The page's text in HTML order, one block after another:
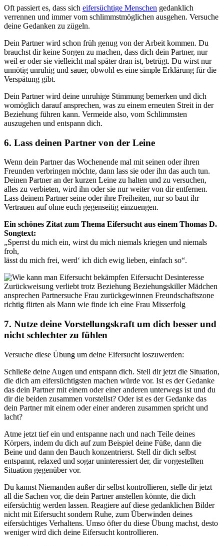
Oft passiert es, dass sich eifersüchtige Menschen gedanklich
verrennen und immer vom schlimmstmöglichen ausgehen. Versuche
deine Gedanken zu zügeln.
Dein Partner wird schon früh genug von der Arbeit kommen. Du
brauchst dir keine Sorgen zu machen, dass dich dein Partner, nur
weil er oder sie vielleicht mal später dran ist, betrügt. Du wirst nur
unnötig unruhig und sauer, obwohl es eine simple Erklärung für die
Verspätung gibt.
Dein Partner wird deine unruhige Stimmung bemerken und dich
womöglich darauf ansprechen, was zu einem erneuten Streit in der
Beziehung führen kann. Vermeide also, vom Schlimmsten
auszugehen und entspann dich.
6. Lass deinen Partner von der Leine
Wenn dein Partner das Wochenende mal mit seinen oder ihren
Freunden verbringen möchte, dann lass sie oder ihn das auch tun.
Deinen Partner an der kurzen Leine zu halten und zu versuchen,
alles zu verbieten, wird ihn oder sie nur weiter von dir entfernen.
Lass deinem Partner seine oder ihre Freiheiten, nur so baut ihr
Vertrauen auf ohne euch gegenseitig einzuengen.
Ein schönes Zitat zum Thema Eifersucht aus einem Thomas D.
Songtext:
„Sperrst du mich ein, wirst du mich niemals kriegen und niemals
froh,
lässt du mich frei, werd‘ ich dich ewig lieben, einfach so“.
7. Nutze deine Vorstellungskraft um dich besser und
nicht schlechter zu fühlen
Versuche diese Übung um deine Eifersucht loszuwerden:
Schließe deine Augen und entspann dich. Stell dir jetzt die Situation,
die dich am eifersüchtigsten machen würde vor. Ist es der Gedanke
das dein Partner mit einem oder einer anderen unterwegs ist und du
dir die beiden zusammen vorstellst? Oder ist es der Gedanke das
dein Partner mit einem oder einer anderen zusammen spricht und
lacht?
Atme jetzt tief ein und entspanne nach und nach Teile deines
Körpers, indem du dich auf zum Beispiel deine Füße, dann die
Beine und dann den Bauch konzentrierst. Stell dir dich selbst
entspannt, relaxed und sogar uninteressiert der, dir vorgestellten
Situation gegenüber vor.
Du kannst Niemanden außer dir selbst kontrollieren, stelle dir jetzt
all die Sachen vor, die dein Partner anstellen könnte, die dich
eifersüchtig werden lassen. Reagiere auf diese gedanklichen Bilder
nicht mit Eifersucht sondern Ruhe, zum Überwinden deines
eifersüchtiges Verhaltens. Umso öfter du diese Übung machst, desto
weniger wird dich deine Eifersucht kontrollieren.